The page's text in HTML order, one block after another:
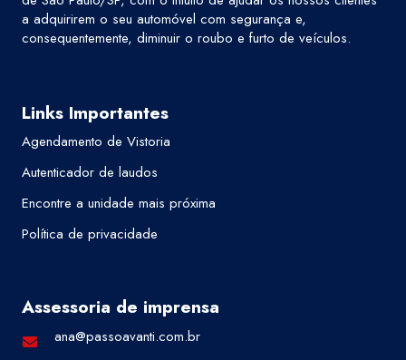
a adquirirem o seu automóvel com segurança e,
consequentemente, diminuir o roubo e furto de veículos.
Links Importantes
Agendamento de Vistoria
Autenticador de laudos
Encontre a unidade mais próxima
Política de privacidade
Assessoria de imprensa
ana@passoavanti.com.br